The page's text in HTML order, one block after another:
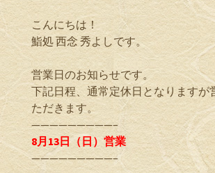
こんにちは！
鮨処 西念 秀よしです。
営業日のお知らせです。
下記日程、通常定休日となりますが
ただきます。
—————————–
8月13日（日）営業
—————————–